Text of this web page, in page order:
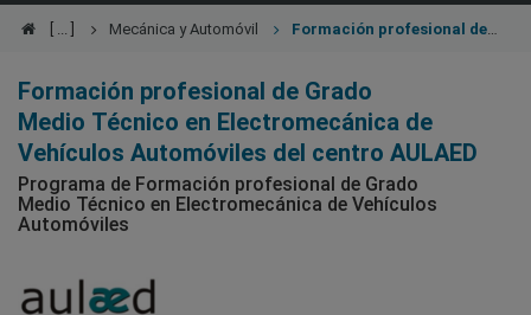
Mecánica y Automóvil
Formación profesional de Grado
Medio Técnico en Electromecánica de
Vehículos Automóviles del centro AULAED
Programa de Formación profesional de Grado
Medio Técnico en Electromecánica de Vehículos
Automóviles